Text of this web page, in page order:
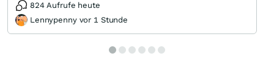
824 Aufrufe heute
Lennypenny vor 1 Stunde